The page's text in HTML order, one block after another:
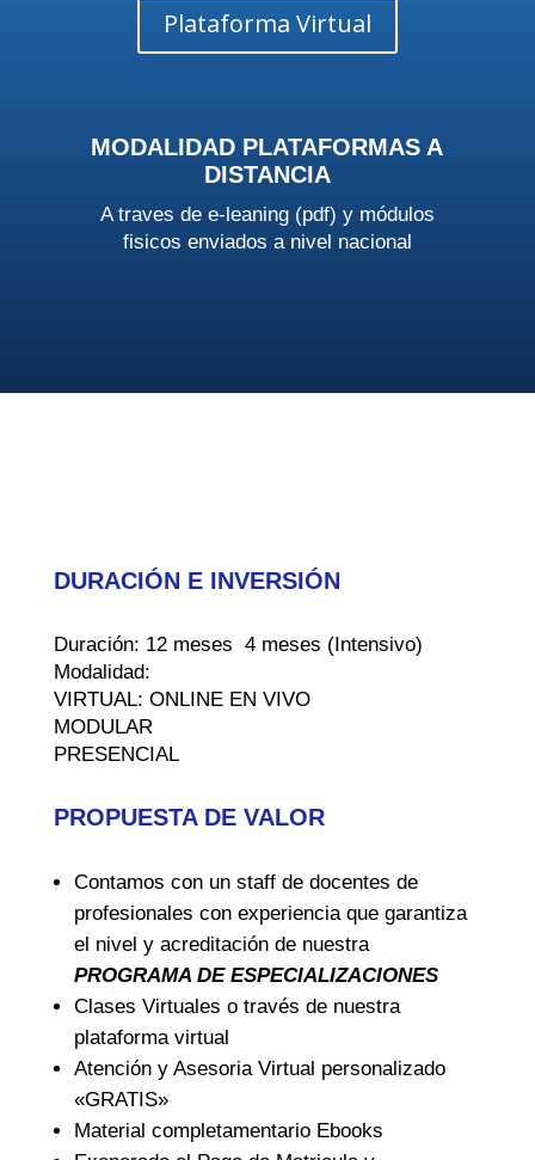
Plataforma Virtual
MODALIDAD PLATAFORMAS A
DISTANCIA
A traves de e-leaning (pdf) y módulos
fisicos enviados a nivel nacional
DURACIÓN E INVERSIÓN
Duración: 12 meses 4 meses (Intensivo)
Modalidad:
VIRTUAL: ONLINE EN VIVO
MODULAR
PRESENCIAL
PROPUESTA DE VALOR
Contamos con un staff de docentes de
profesionales con experiencia que garantiza
el nivel y acreditación de nuestra
PROGRAMA DE ESPECIALIZACIONES
Clases Virtuales o través de nuestra
plataforma virtual
Atención y Asesoria Virtual personalizado
«GRATIS»
Material completamentario Ebooks